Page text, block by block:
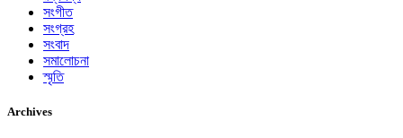
সংগীত
সংগ্রহ
সংবাদ
সমালোচনা
স্মৃতি
Archives